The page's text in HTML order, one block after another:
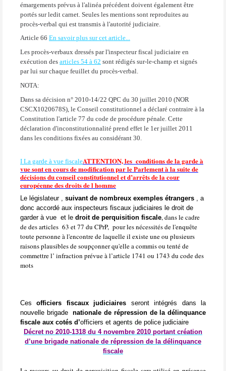
émargements prévus à l'alinéa précédent doivent également être
portés sur ledit carnet. Seules les mentions sont reproduites au
procès-verbal qui est transmis à l'autorité judiciaire.
Article 66 En savoir plus sur cet article...
Les procès-verbaux dressés par l'inspecteur fiscal judiciaire en
exécution des articles 54 à 62 sont rédigés sur-le-champ et signés
par lui sur chaque feuillet du procès-verbal.
NOTA:
Dans sa décision n° 2010-14/22 QPC du 30 juillet 2010 (NOR
CSCX1020678S), le Conseil constitutionnel a déclaré contraire à la
Constitution l'article 77 du code de procédure pénale. Cette
déclaration d'inconstitutionnalité prend effet le 1er juillet 2011
dans les conditions fixées au considérant 30.
I La garde à vue fiscaleATTENTION, les conditions de la garde à
vue sont en cours de modification par le Parlement à la suite de
décisions du conseil constitutionnel et d’arrêts de la cour
européenne des droits de l homme
Le législateur , suivant de nombreux exemples étrangers , a
donc accordé aux inspecteurs fiscaux judiciaires le droit de
garder à vue et le droit de perquisition fiscale, dans le cadre
de des articles 63 et 77 du CPrP, pour les nécessités de l'enquête
toute personne à l'encontre de laquelle il existe une ou plusieurs
raisons plausibles de soupçonner qu'elle a commis ou tenté de
commettre l’ infraction prévue à l’article 1741 ou 1743 du code des
mots
Cesofficiers fiscaux judiciaires seront intégrés dans la
nouvelle brigade
nationale de répression de la délinquance
fiscale aux cotés d’officiers et agents de police judiciaire
Décret no 2010-1318 du 4 novembre 2010 portant création
d’une brigade nationale de répression de la délinquance
fiscale